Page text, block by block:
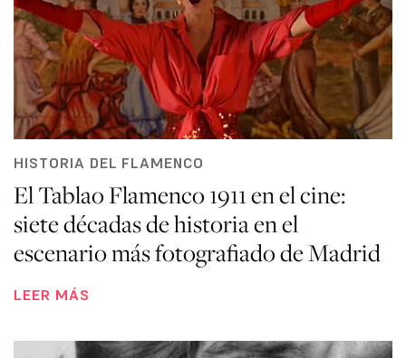
HISTORIA DEL FLAMENCO
El Tablao Flamenco 1911 en el cine:
siete décadas de historia en el
escenario más fotografiado de Madrid
LEER MÁS